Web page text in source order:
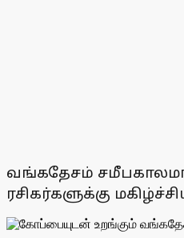
வங்கதேசம்
ரசிகர்களுக்கு